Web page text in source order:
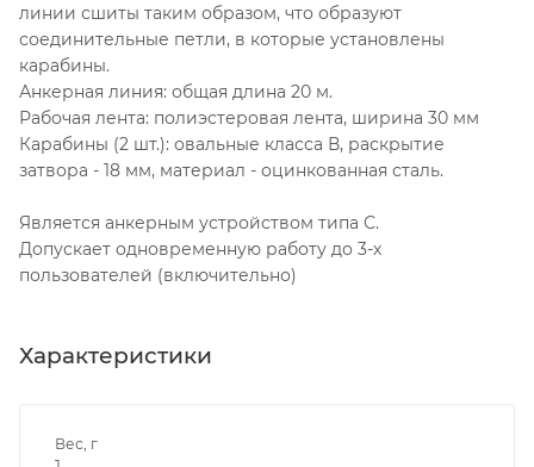
линии сшиты таким образом, что образуют
соединительные петли, в которые установлены
карабины.
Анкерная линия: общая длина 20 м.
Рабочая лента: полиэстеровая лента, ширина 30 мм
Карабины (2 шт.): овальные класса В, раскрытие
затвора - 18 мм, материал - оцинкованная сталь.
Является анкерным устройством типа С.
Допускает одновременную работу до 3-х
пользователей (включительно)
Характеристики
Вес, г